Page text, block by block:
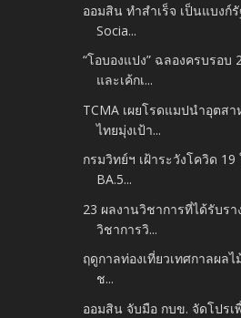
ออมสิน ทำสำเร็จ เป็นแบงก์
Socia...
“โอบองแปง” ฉลองครบรอบ
และเค้กเ...
TCMA เผยโรดแมปนำอุตส
ไทยมุ่งเป้า...
กรมวิทย์ฯ เฝ้าระวังโควิด
BA.5...
23 ผลงานวิชาการที่ได้รับร
วิชาการวิ...
ฤดูกาลท่องเที่ยวเทศกาลผลไ
ช...
ออมสิน จับมือ กบข. จัดโปรเ